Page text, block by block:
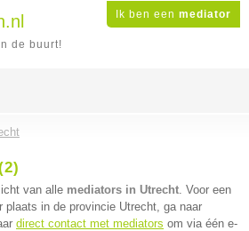
Ik ben een mediator
de buurt!
van alle mediators in Utrecht. Voor een
plaats in de provincie Utrecht, ga naar
direct contact met mediators om via één e-